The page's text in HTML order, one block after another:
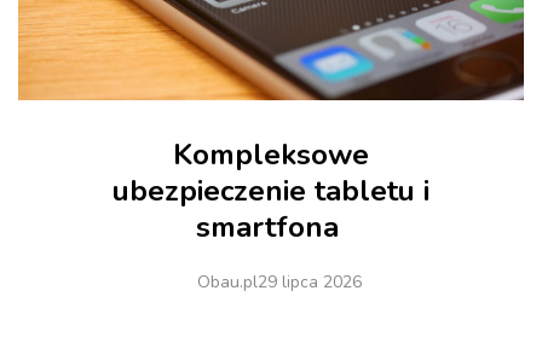
Kompleksowe
ubezpieczenie tabletu i
smartfona
Obau.pl29 lipca 2026